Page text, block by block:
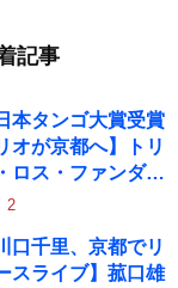
記事
本タンゴ大賞受賞
オが京都へ】トリ
ロス・ファンダン
が10月9日にRAG
2
口千里、京都でリ
スライブ】菰口雄